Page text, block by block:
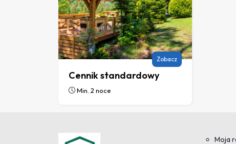
Cennik standardowy
Min. 2 noce
Zobacz
Moja